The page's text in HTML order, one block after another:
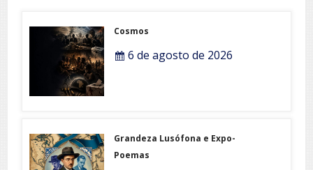
Cosmos
6 de agosto de 2026
Grandeza Lusófona e Expo-
Poemas